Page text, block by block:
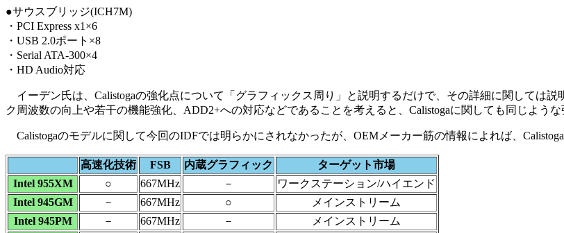
●サウスブリッジ(ICH7M)
・PCI Express x1×6
・USB 2.0ポート×8
・Serial ATA-300×4
・HD Audio対応
イーデン氏は、Calistogaの強化点について「グラフィックス周り」と説明するだけで、その詳細に関しては
ク周波数の向上や若干の機能強化、ADD2+への対応などであることを考えると、Calistogaに関しても同じよう
Calistogaのモデルに関して今回のIDFでは明らかにされなかったが、OEMメーカー筋の情報によれば、
高速化技術 FSB 内蔵グラフィック
ターゲット市場
Intel 955XM
○ 667MHz －
ワークステーション/ハイエンド
Intel 945GM
－ 667MHz ○
メインストリーム
Intel 945PM
－ 667MHz －
メインストリーム